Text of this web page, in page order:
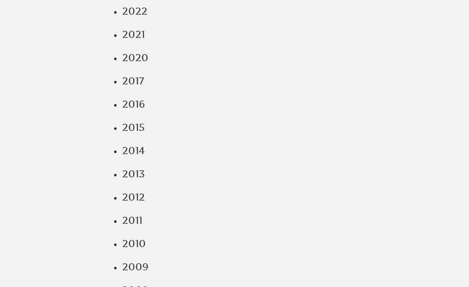
2022
2021
2020
2017
2016
2015
2014
2013
2012
2011
2010
2009